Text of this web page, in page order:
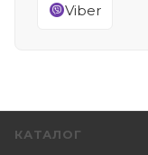
Viber
КАТАЛОГ